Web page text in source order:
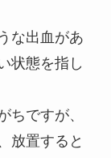
な出血があ
状態を指し
ちですが、
放置すると